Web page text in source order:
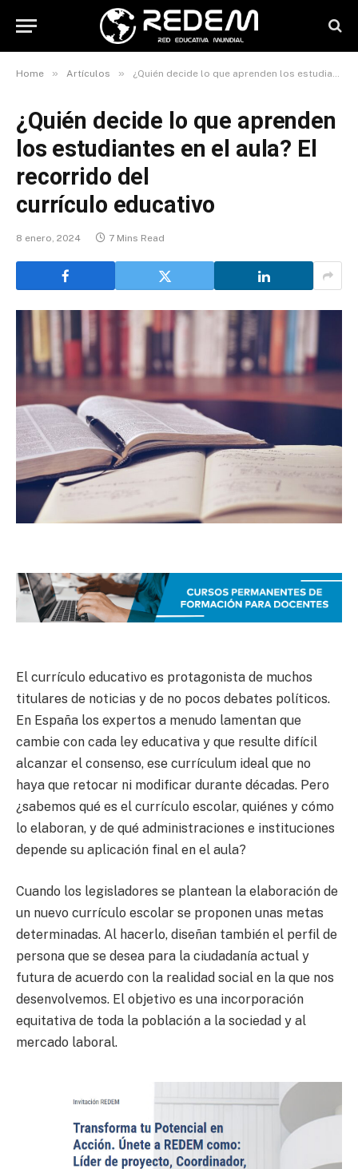
Home » Artículos » ¿Quién decide lo que aprenden los estudiantes en el aula? El recorrido del currículo educativo
¿Quién decide lo que aprenden
los estudiantes en el aula? El
recorrido del
currículo educativo
8 enero, 2024 7 Mins Read
El currículo educativo es protagonista de muchos
titulares de noticias y de no pocos debates políticos.
En España los expertos a menudo lamentan que
cambie con cada ley educativa y que resulte difícil
alcanzar el consenso, ese currículum ideal que no
haya que retocar ni modificar durante décadas. Pero
¿sabemos qué es el currículo escolar, quiénes y cómo
lo elaboran, y de qué administraciones e instituciones
depende su aplicación final en el aula?
Cuando los legisladores se plantean la elaboración de
un nuevo currículo escolar se proponen unas metas
determinadas. Al hacerlo, diseñan también el perfil de
persona que se desea para la ciudadanía actual y
futura de acuerdo con la realidad social en la que nos
desenvolvemos. El objetivo es una incorporación
equitativa de toda la población a la sociedad y al
mercado laboral.